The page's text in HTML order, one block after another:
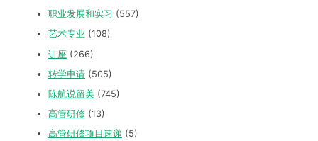
职业发展和实习 (557)
艺术专业 (108)
讲座 (266)
转学申请 (505)
陈航说留美 (745)
高管研修 (13)
高管研修项目速递 (5)